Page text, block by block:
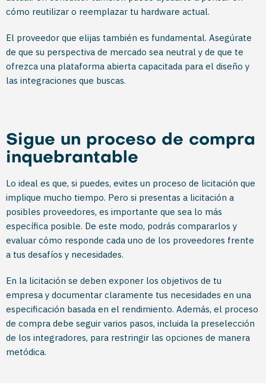
cómo reutilizar o reemplazar tu hardware actual.
El proveedor que elijas también es fundamental. Asegúrate
de que su perspectiva de mercado sea neutral y de que te
ofrezca una plataforma abierta capacitada para el diseño y
las integraciones que buscas.
Sigue un proceso de compra
inquebrantable
Lo ideal es que, si puedes, evites un proceso de licitación que
implique mucho tiempo. Pero si presentas a licitación a
posibles proveedores, es importante que sea lo más
específica posible. De este modo, podrás compararlos y
evaluar cómo responde cada uno de los proveedores frente
a tus desafíos y necesidades.
En la licitación se deben exponer los objetivos de tu
empresa y documentar claramente tus necesidades en una
especificación basada en el rendimiento. Además, el proceso
de compra debe seguir varios pasos, incluida la preselección
de los integradores, para restringir las opciones de manera
metódica.